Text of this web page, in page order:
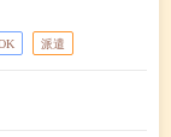
派遣